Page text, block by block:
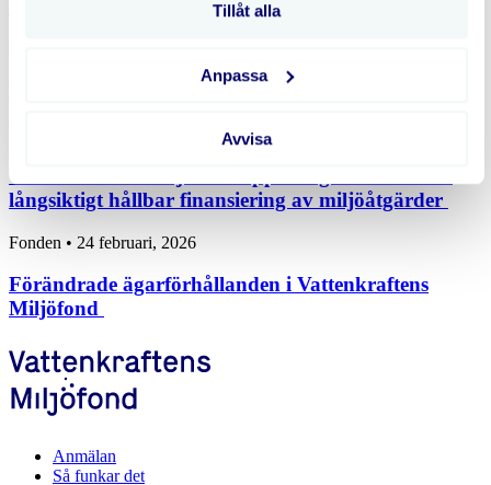
Tillåt alla
Anpassa
Avvisa
Vattenkraftens Miljöfond öppnar igen och säkrar
långsiktigt hållbar finansiering av miljöåtgärder
Fonden • 24 februari, 2026
Förändrade ägarförhållanden i Vattenkraftens
Miljöfond
Anmälan
Så funkar det